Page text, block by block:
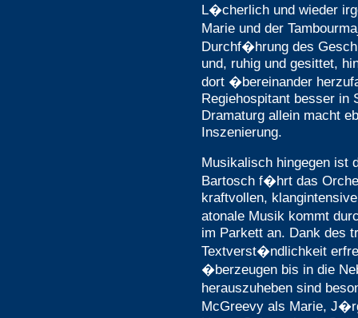
L�cherlich und wieder
Marie und der
Durchf�hrung des
und, ruhig und gesittet,
dort �bereinander
Regiehospitant besser in
Dramaturg allein macht
Inszenierung.
Musikalisch hingegen ist
Bartosch f�hrt das
kraftvollen,
atonale Musik kommt
im Parkett an. Dank des
Textverst�ndlichkeit
�berzeugen bis in die
herauszuheben sind
McGreevy als Marie,